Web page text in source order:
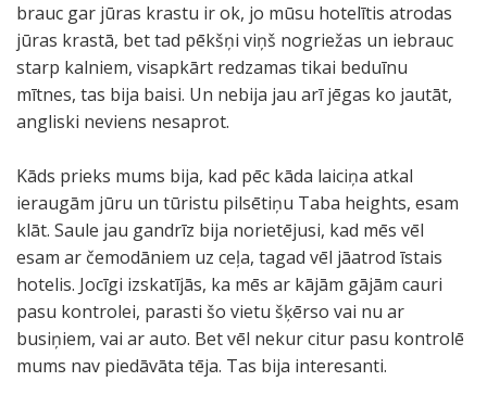
brauc gar jūras krastu ir ok, jo mūsu hotelītis atrodas
jūras krastā, bet tad pēkšņi viņš nogriežas un iebrauc
starp kalniem, visapkārt redzamas tikai beduīnu
mītnes, tas bija baisi. Un nebija jau arī jēgas ko jautāt,
angliski neviens nesaprot.
Kāds prieks mums bija, kad pēc kāda laiciņa atkal
ieraugām jūru un tūristu pilsētiņu Taba heights, esam
klāt. Saule jau gandrīz bija norietējusi, kad mēs vēl
esam ar čemodāniem uz ceļa, tagad vēl jāatrod īstais
hotelis. Jocīgi izskatījās, ka mēs ar kājām gājām cauri
pasu kontrolei, parasti šo vietu šķērso vai nu ar
busiņiem, vai ar auto. Bet vēl nekur citur pasu kontrolē
mums nav piedāvāta tēja. Tas bija interesanti.